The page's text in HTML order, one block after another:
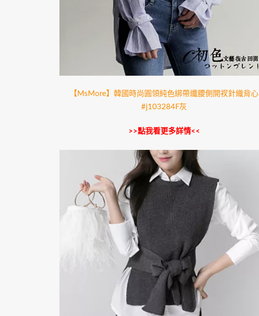
【MsMore】韓國時尚圓領純色綁帶纖腰側開衩針織背心
#j103284F灰
>>點我看更多詳情<<